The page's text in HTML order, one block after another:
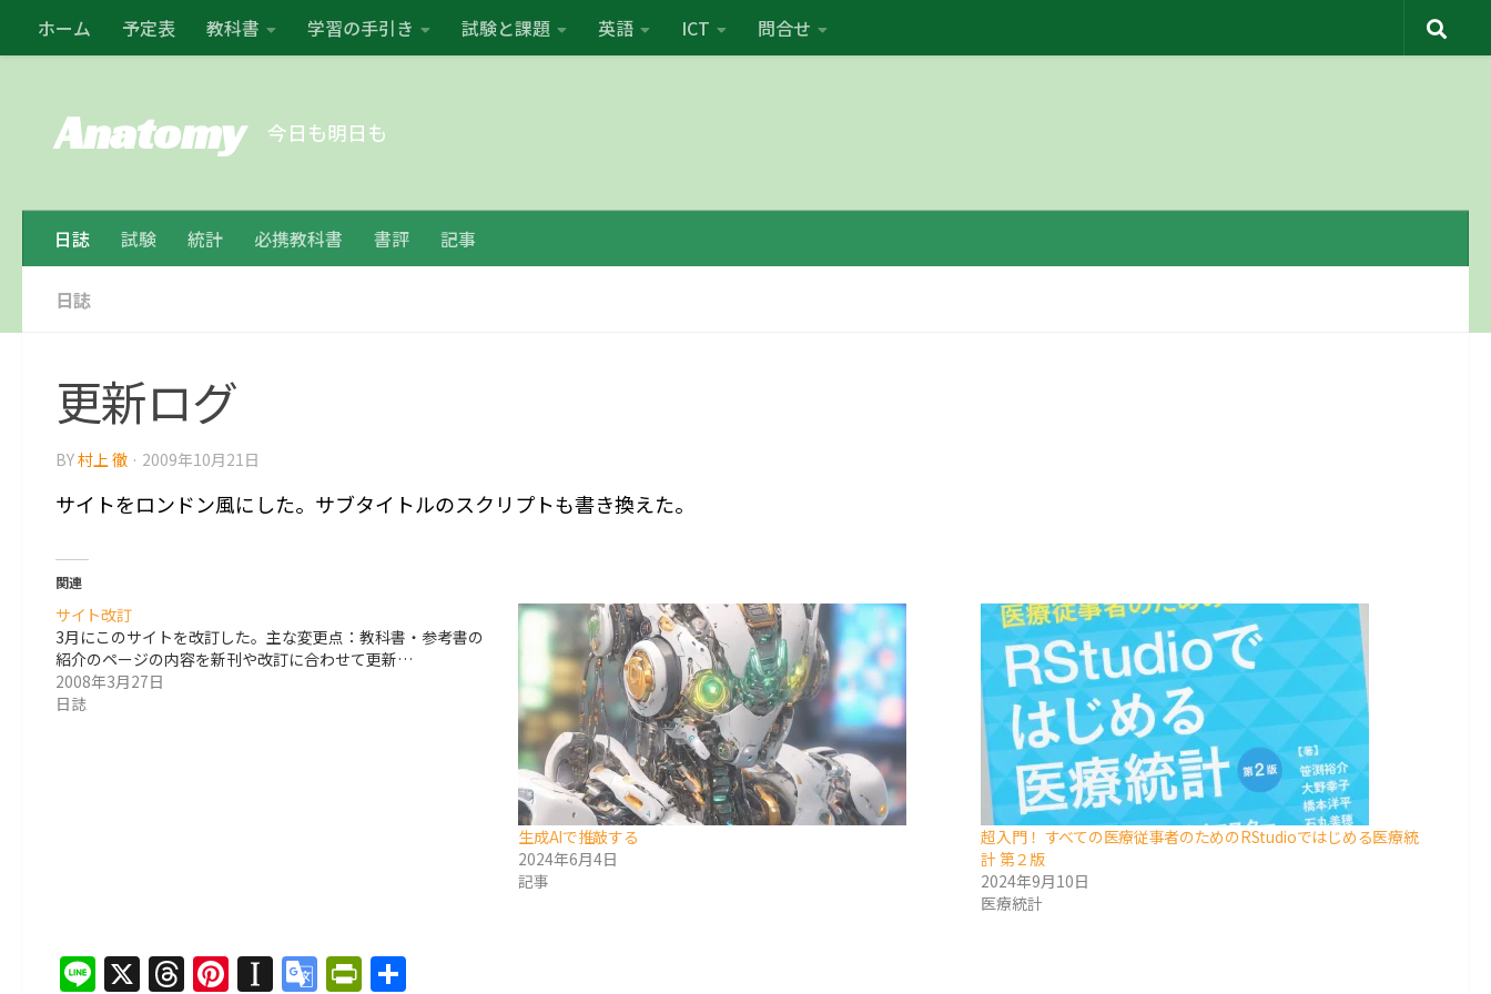
コンテンツの下
ホーム 予定表 教科書 学習の手引き 試験と課題 英語 ICT 問合せ
Anatomy 今日も明日も
日誌 試験 統計 必携教科書 書評 記事
日誌
更新ログ
BY村上 徹 · 2009年10月21日
サイトをロンドン風にした。サブタイトルのスクリプトも書き換えた。
関連
サイト改訂
3月にこのサイトを改訂した。主な変更点：教科書・参考書の
紹介のページの内容を新刊や改訂に合わせて更新…
2008年3月27日
日誌
生成AIで推敲する
2024年6月4日
記事
超入門！ すべての医療従事者のためのRStudioではじめる医療統
計 第２版
2024年9月10日
医療統計
Line
X Threads
Pinterest
Instapaper
GooglePrintFriendly